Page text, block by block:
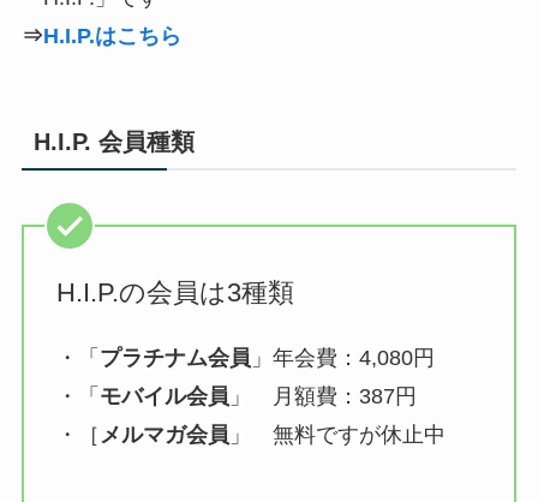
⇒H.I.P.はこちら
H.I.P. 会員種類
H.I.P.の会員は3種類
・「 プラチナム会員 」年会費：4,080円
・「 モバイル会員 」 月額費：387円
・［メルマガ会員 」 無料ですが休止中